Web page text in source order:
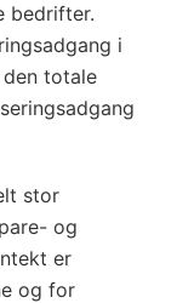
bedrifter.
i
totale
stor
og
er
og for